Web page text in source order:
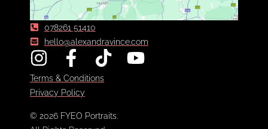
078261 51410
hello@alexandravince.com
Terms & Conditions
Privacy Policy
© 2026 FYEO Portraits.